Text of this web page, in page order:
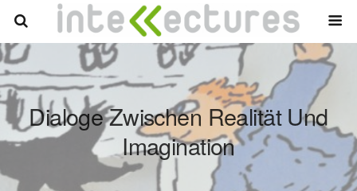
Dialoge Zwischen Realität Und
Imagination